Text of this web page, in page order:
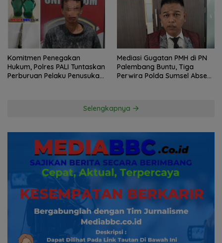
Komitmen Penegakan
Hukum, Polres PALI Tuntaskan
Perburuan Pelaku Penusukan
Mediasi Gugatan PMH di PN
Palembang Buntu, Tiga
Perwira Polda Sumsel Absen,
Selengkapnya